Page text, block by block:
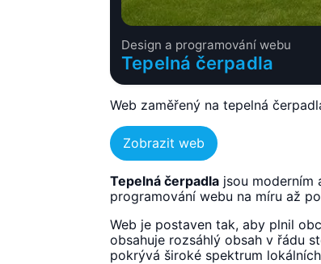
Design a programování webu
Tepelná čerpadla
Web zaměřený na tepelná
Zobrazit web
Tepelná čerpadla jsou moderním
programování webu na míru až
Web je postaven tak, aby plnil
obsahuje rozsáhlý obsah v řádu
pokrývá široké spektrum